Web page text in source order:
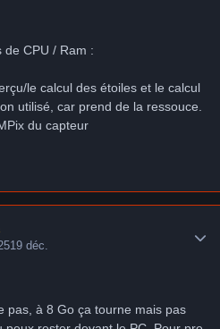
de CPU / Ram :
le calcul des étoiles et le calcul
utilisé, car prend de la ressouce.
du capteur
19 déc.
pas, à 8 Go ça tourne mais pas